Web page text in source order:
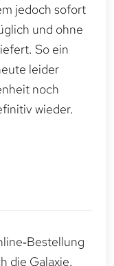
jedoch sofort
und ohne
So ein
leider
noch
wieder.
die Galaxie.